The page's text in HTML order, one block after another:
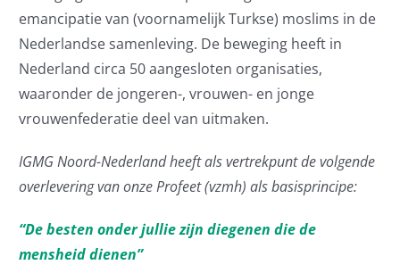
Contact
emancipatie van (voornamelijk Turkse) moslims in de
Nederlandse samenleving. De beweging heeft in
Nederland circa 50 aangesloten organisaties,
waaronder de jongeren-, vrouwen- en jonge
vrouwenfederatie deel van uitmaken.
IGMG Noord-Nederland heeft als vertrekpunt de volgende
overlevering van onze Profeet (vzmh) als basisprincipe:
“De besten onder jullie zijn diegenen die de
mensheid dienen”